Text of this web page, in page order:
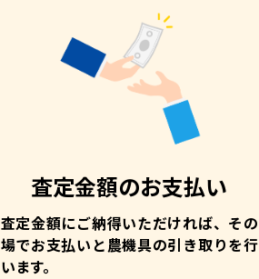
査定金額のお支払い
査定金額にご納得いただければ、その
場でお支払いと農機具の引き取りを行
います。